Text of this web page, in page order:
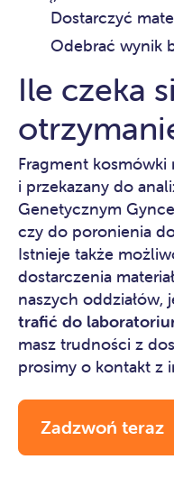
Dostarczyć
Odebrać wynik
Ile czeka
Fragment
i przekazany do
Genetycznym
czy do poronienia
Istnieje także
dostarczenia
naszych oddziałów,
trafić do
masz trudności z
prosimy o kontakt z
Zadzwoń teraz